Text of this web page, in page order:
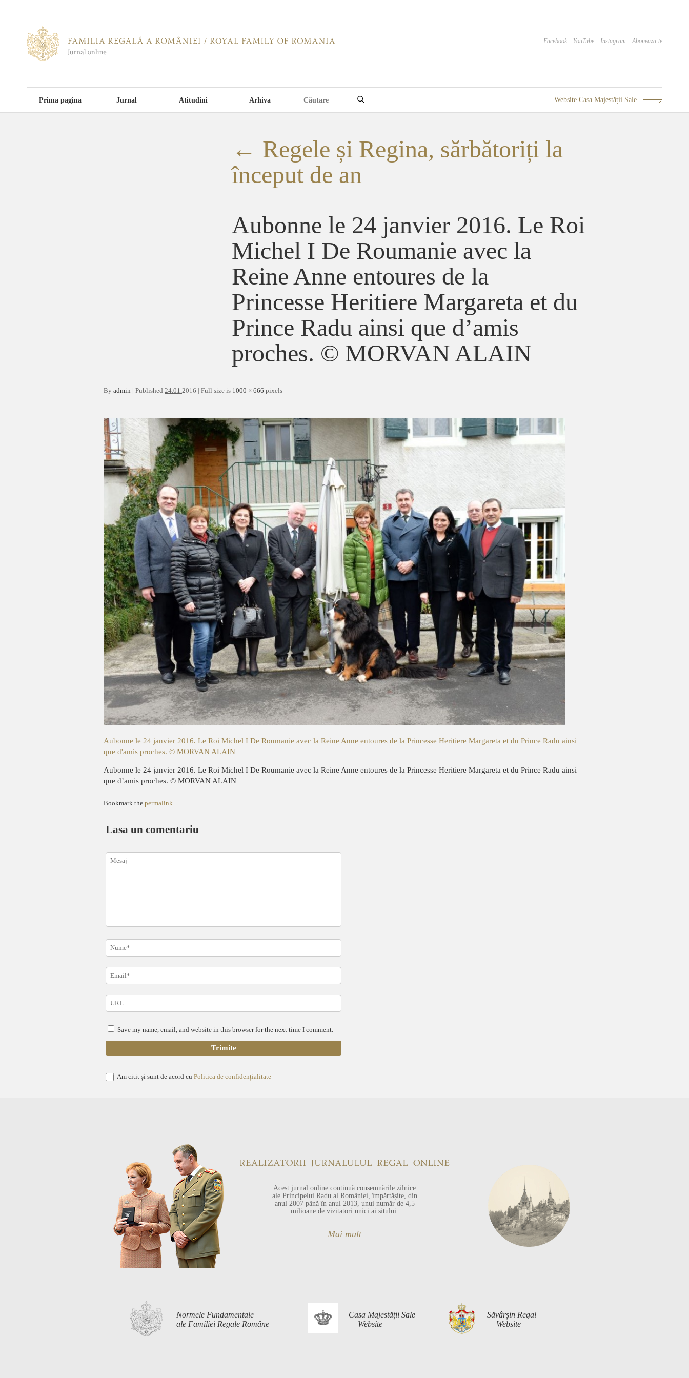
Facebook YouTube Instagram Aboneaza-te
Prima pagina Jurnal Atitudini Arhiva Website Casa Majestății Sale
← Regele și Regina, sărbătoriți la
început de an
Aubonne le 24 janvier 2016. Le Roi
Michel I De Roumanie avec la
Reine Anne entoures de la
Princesse Heritiere Margareta et du
Prince Radu ainsi que d’amis
proches. © MORVAN ALAIN
By admin | Published 24.01.2016 | Full size is 1000 × 666 pixels
Aubonne le 24 janvier 2016. Le Roi Michel I De Roumanie avec la Reine Anne entoures de la Princesse Heritiere Margareta et du Prince Radu ainsi
que d'amis proches. © MORVAN ALAIN
Aubonne le 24 janvier 2016. Le Roi Michel I De Roumanie avec la Reine Anne entoures de la Princesse Heritiere Margareta et du Prince Radu ainsi
que d’amis proches. © MORVAN ALAIN
Bookmark the permalink
Lasa un comentariu
Save my name, email, and website in this browser for the next time I comment.
Am citit și sunt de acord cu Politica de confidențialitate
Acest jurnal online continuă consemnările zilnice
ale Principelui Radu al României, împărtășite, din
anul 2007 până în anul 2013, unui număr de 4,5
milioane de vizitatori unici ai sitului.
Mai mult
Normele Fundamentale
ale Familiei Regale Române
Casa Majestății Sale
— Website
Săvârșin Regal
— Website